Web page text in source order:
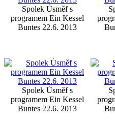
Spolek Úsměf s
programem Ein Kessel
Buntes 22.6. 2013
Spolek Úsměf s
programem Ein Kessel
Buntes 22.6. 2013